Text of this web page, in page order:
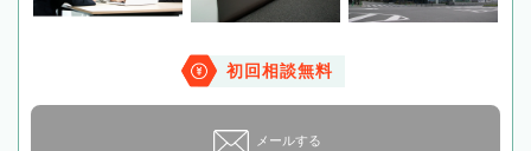
初回相談無料
メールする